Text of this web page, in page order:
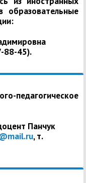
образовательные
88-45).
педагогическое
Панчук
, т.